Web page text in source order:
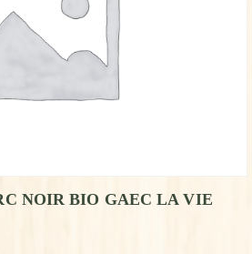
NOIR BIO GAEC LA VIE